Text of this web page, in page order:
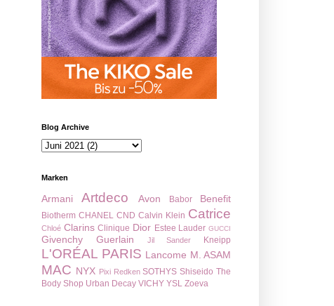
Blog Archive
Marken
Armani Artdeco Avon Babor Benefit
Biotherm CHANEL CND Calvin Klein Catrice
Chloé Clarins Clinique Dior Estee Lauder GUCCI
Givenchy Guerlain Jil Sander Kneipp
L'ORÉAL PARIS Lancome M. ASAM
MAC NYX Pixi Redken SOTHYS Shiseido The
Body Shop Urban Decay VICHY YSL Zoeva